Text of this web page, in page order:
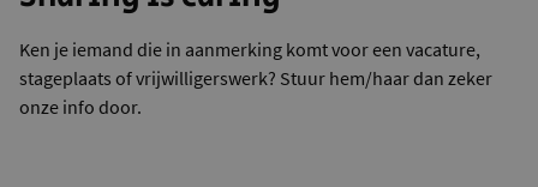
Ken je iemand die in aanmerking komt voor een vacature,
stageplaats of vrijwilligerswerk? Stuur hem/haar dan zeker
onze info door.